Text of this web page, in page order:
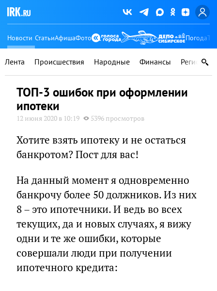
Новости СтатьиАфишаФото Погода
Лента Происшествия Народные Финансы Регионы
ТОП-3 ошибок при оформлении
ипотеки
12 июня 2020 в 10:19 5396 просмотров
Хотите взять ипотеку и не остаться
банкротом? Пост для вас!
На данный момент я одновременно
банкрочу более 50 должников. Из них
8 – это ипотечники. И ведь во всех
текущих, да и новых случаях, я вижу
одни и те же ошибки, которые
совершали люди при получении
ипотечного кредита: